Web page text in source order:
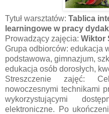
Tytuł warsztatów: Tablica
learningowe w pracy
Prowadzący zajęcia: Wiktor
Grupa odbiorców: edukacja
podstawowa, gimnazjum,
edukacja osób dorosłych,
Streszczenie zajęć:
nowoczesnymi technikami
wykorzystującymi
elektroniczne. Po